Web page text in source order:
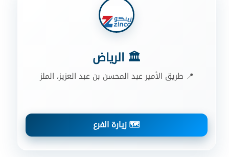
🏛️ الرياض
📍 طريق الأمير عبد المحسن بن عبد العزيز، الملز
🗺️ زيارة الفرع